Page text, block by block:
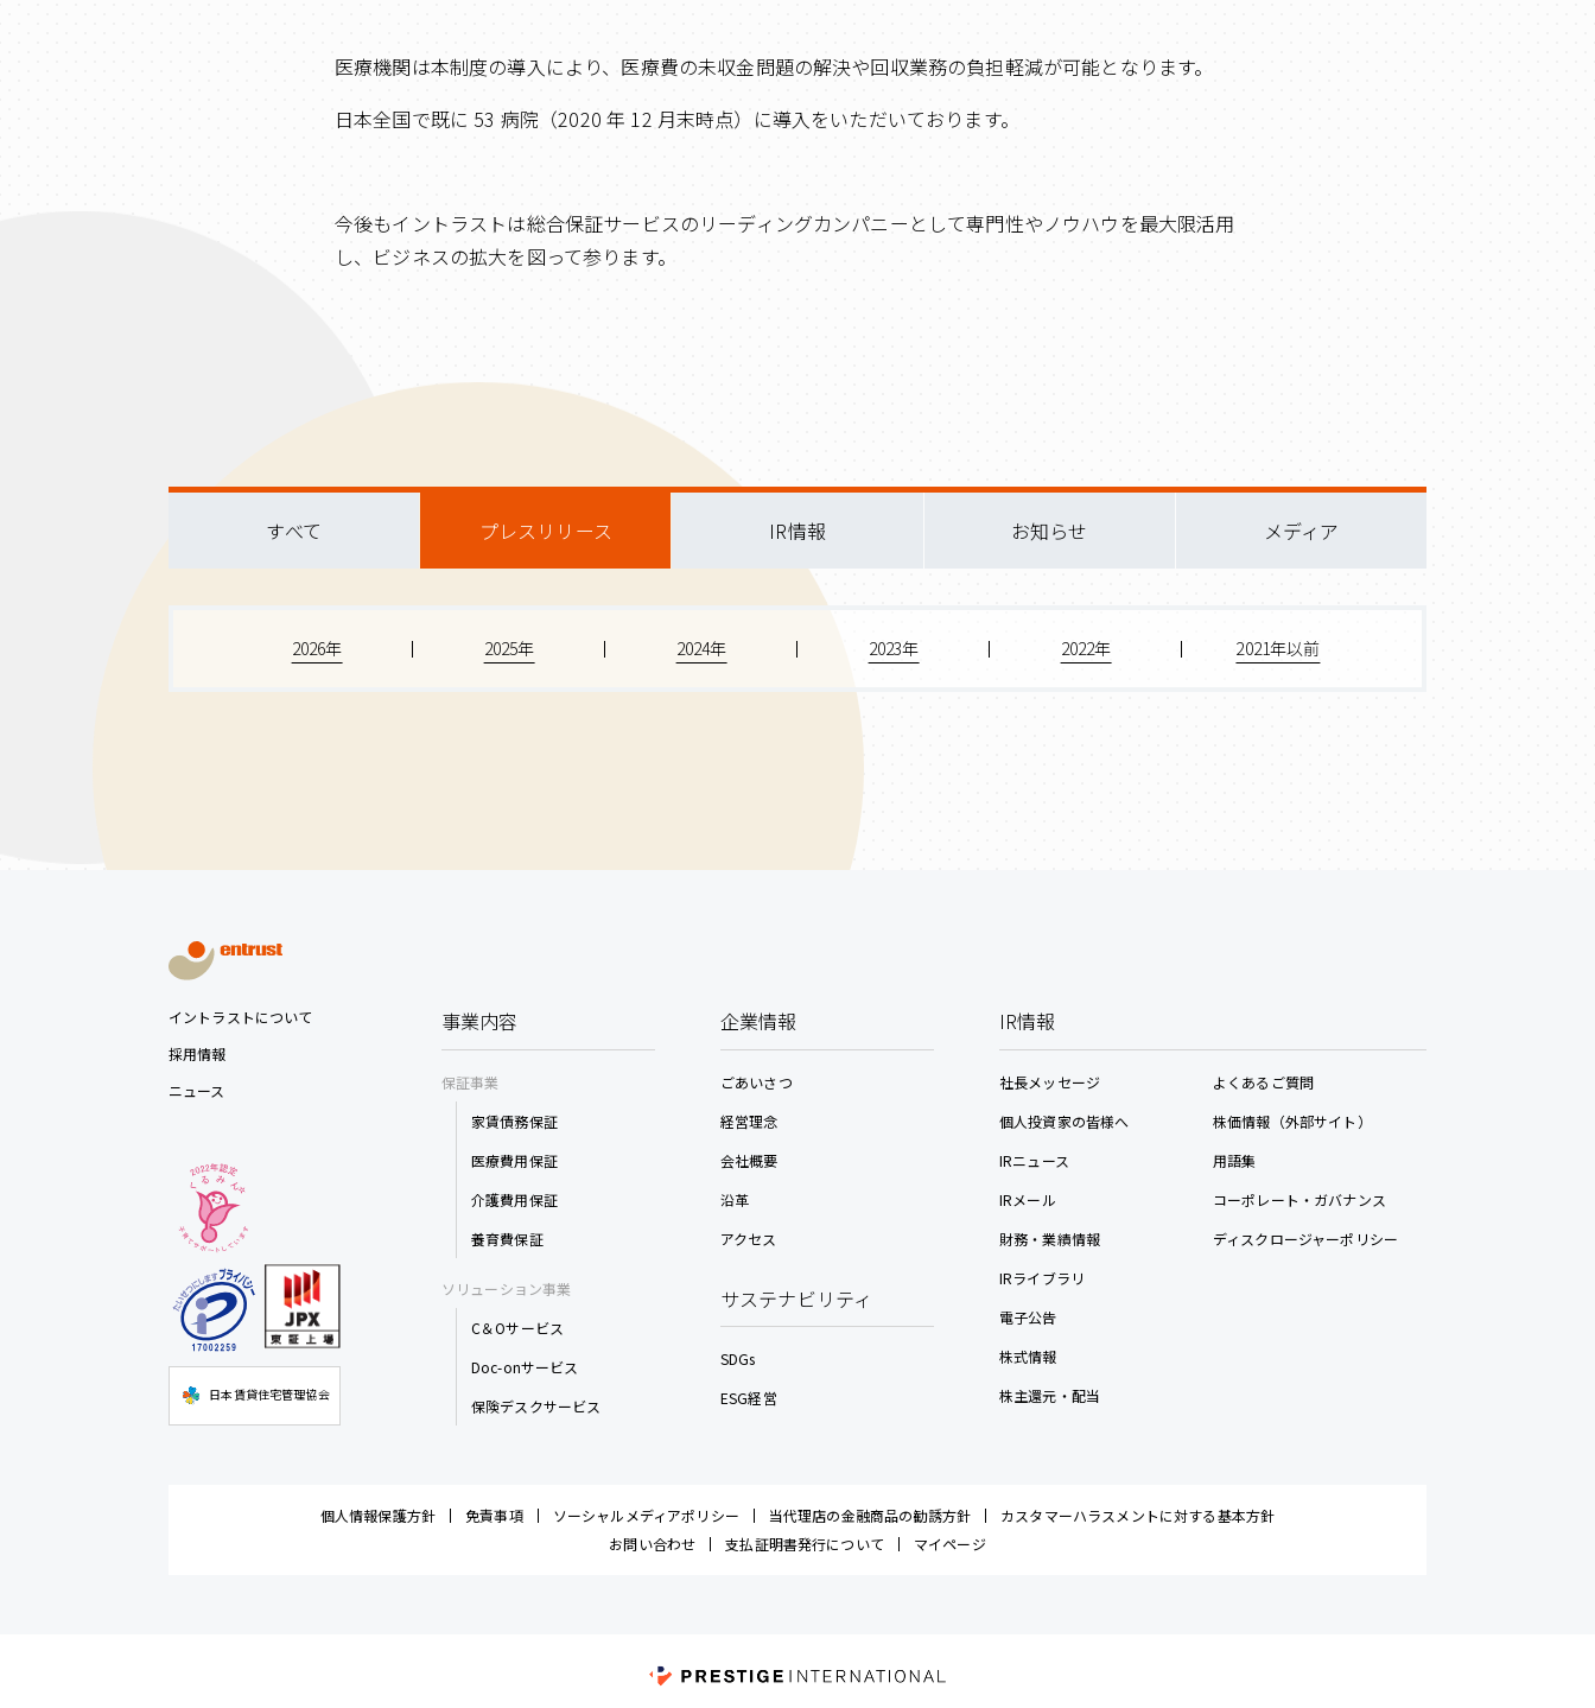
医療機関は本制度の導入により、医療費の未収金問題の解決や回収業務の負担軽減が可能となります。
日本全国で既に 53 病院（2020 年 12 月末時点）に導入をいただいております。
今後もイントラストは総合保証サービスのリーディングカンパニーとして専門性やノウハウを最大限活用
し、ビジネスの拡大を図って参ります。
すべて プレスリリース IR情報 お知らせ メディア
2026年 2025年 2024年 2023年 2022年 2021年以前
イントラストについて
採用情報
ニュース
日本賃貸住宅管理協会
事業内容
保証事業
家賃債務保証
医療費用保証
介護費用保証
養育費保証
ソリューション事業
C＆Oサービス
Doc-onサービス
保険デスクサービス
企業情報
ごあいさつ
経営理念
会社概要
沿革
アクセス
サステナビリティ
SDGs
ESG経営
IR情報
社長メッセージ
個人投資家の皆様へ
IRニュース
IRメール
財務・業績情報
IRライブラリ
電子公告
株式情報
株主還元・配当
よくあるご質問
株価情報（外部サイト）
用語集
コーポレート・ガバナンス
ディスクロージャーポリシー
個人情報保護方針 免責事項 ソーシャルメディアポリシー 当代理店の金融商品の勧誘方針
カスタマーハラスメントに対する基本方針
お問い合わせ
支払証明書発行について マイページ